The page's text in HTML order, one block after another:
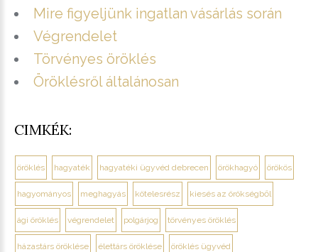
Mire figyeljünk ingatlan vásárlás során
Végrendelet
Törvényes öröklés
Öröklésről általánosan
CIMKÉK:
öröklés hagyaték hagyatéki ügyvéd debrecen örökhagyó örökös
hagyományos meghagyás kötelesrész kiesés az örökségből
ági öröklés végrendelet polgárjog törvényes öröklés
házastárs öröklése élettárs öröklése öröklés ügyvéd